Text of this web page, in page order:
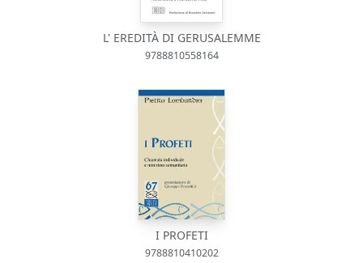
L' EREDITÀ DI GERUSALEMME
9788810558164
I PROFETI
9788810410202